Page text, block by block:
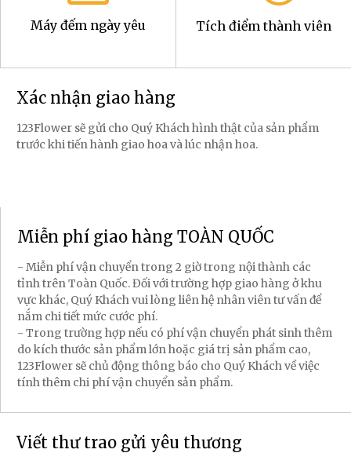
Máy đếm ngày yêu Tích điểm thành viên
Xác nhận giao hàng
123Flower sẽ gửi cho Quý Khách hình thật của sản phẩm
trước khi tiến hành giao hoa và lúc nhận hoa.
Miễn phí giao hàng TOÀN QUỐC
- Miễn phí vận chuyển trong 2 giờ trong nội thành các
tỉnh trên Toàn Quốc. Đối với trường hợp giao hàng ở khu
vực khác, Quý Khách vui lòng liên hệ nhân viên tư vấn để
nắm chi tiết mức cước phí.
- Trong trường hợp nếu có phí vận chuyển phát sinh thêm
do kích thước sản phẩm lớn hoặc giá trị sản phẩm cao,
123Flower sẽ chủ động thông báo cho Quý Khách về việc
tính thêm chi phí vận chuyển sản phẩm.
Viết thư trao gửi yêu thương